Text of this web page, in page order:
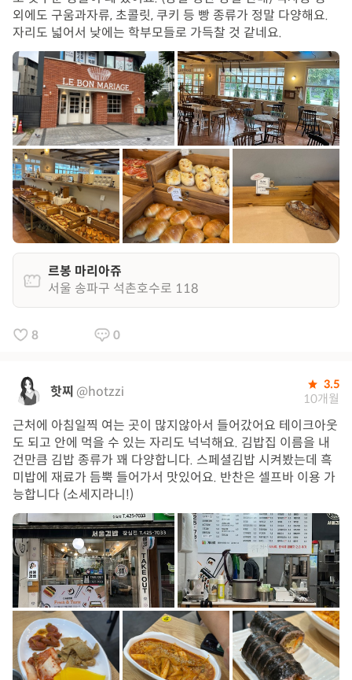
외에도 구움과자류, 초콜릿, 쿠키 등 빵 종류가 정말 다양해요.
자리도 넓어서 낮에는 학부모들로 가득찰 것 같네요.
르봉 마리아쥬
서울 송파구 석촌호수로 118
8 0
핫찌 @hotzzi 3.5
10개월
근처에 아침일찍 여는 곳이 많지않아서 들어갔어요 테이크아웃
도 되고 안에 먹을 수 있는 자리도 넉넉해요. 김밥집 이름을 내
건만큼 김밥 종류가 꽤 다양합니다. 스페셜김밥 시켜봤는데 흑
미밥에 재료가 듬뿍 들어가서 맛있어요. 반찬은 셀프바 이용 가
능합니다 (소세지라니!)